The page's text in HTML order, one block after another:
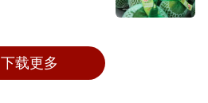
下载更多